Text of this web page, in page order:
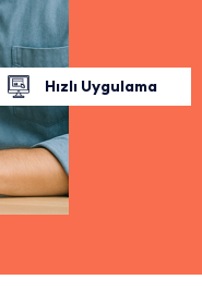
Hızlı Uygulama